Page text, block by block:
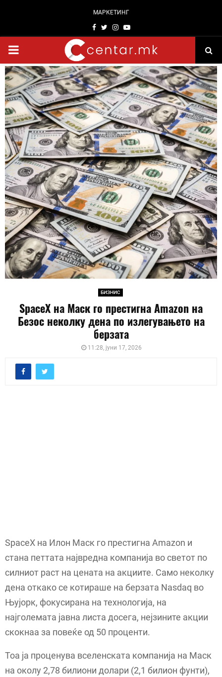
МАРКЕТИНГ
Facebook
TwitterInstagram
Youtube
PRIMARY
MENU
БИЗНИС
SpaceX на Маск го престигна Amazon на
Безос неколку дена по излегувањето на
берзата
11:28, јуни 17, 2026
SpaceX на Илон Маск го престигна Amazon и
стана петтата највредна компанија во светот по
силниот раст на цената на акциите. Само неколку
дена откако се котираше на берзата Nasdaq во
Њујорк, фокусирана на технологија, на
најголемата јавна листа досега, нејзините акции
скокнаа за повеќе од 50 проценти.
Тоа ја проценува вселенската компанија на Маск
на околу 2,78 билиони долари (2,1 билион фунти),